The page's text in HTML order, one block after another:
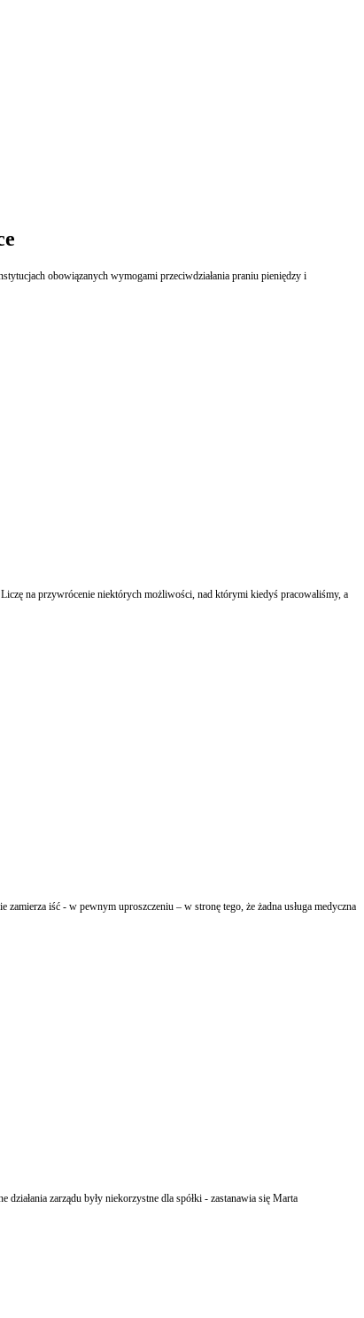
obowiązanych wymogami przeciwdziałania praniu pieniędzy i
na przywrócenie niektórych możliwości, nad którymi kiedyś pracowaliśmy, a
iść - w pewnym uproszczeniu – w stronę tego, że żadna usługa medyczna
zarządu były niekorzystne dla spółki - zastanawia się Marta